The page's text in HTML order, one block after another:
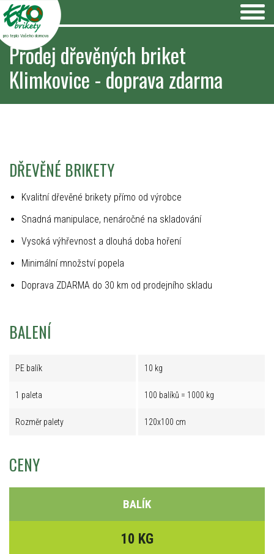
pro teplo Vašeho domova
Prodej dřevěných briket
Klimkovice - doprava zdarma
DŘEVĚNÉ BRIKETY
Kvalitní dřevěné brikety přímo od výrobce
Snadná manipulace, nenáročné na skladování
Vysoká výhřevnost a dlouhá doba hoření
Minimální množství popela
Doprava ZDARMA do 30 km od prodejního skladu
BALENÍ
PE balík 10 kg
1 paleta 100 balíků = 1000 kg
Rozměr palety 120x100 cm
CENY
BALÍK
10 KG